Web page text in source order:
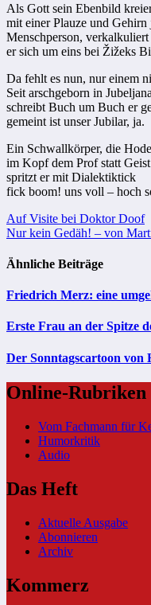
Als Gott sein Ebenbild
mit einer Plauze und Gehirn
Menschperson, verkalkuliert
er sich um eins bei Žižeks
Da fehlt es nun, nur einem
Seit arschgeborn in Jubeljana
schreibt Buch um Buch er
gemeint ist unser Jubilar, ja.
Ein Schwallkörper, die
im Kopf dem Prof statt Geist
spritzt er mit Dialektiktick
fick boom! uns voll – hoch
Beitragsnavigation
Auf Visite bei Doktor Doof
Nur kein Gedäh! – von
Ähnliche Beiträge
Friedrich Merz: eine
Erste Frau an der Spitze
Der Sonntagscartoon von
Online-Rubriken
Vom Fachmann für
Humorkritik
Audio
Das Heft
Aktuelle Ausgabe
Abonnieren
Archiv
Kommerz